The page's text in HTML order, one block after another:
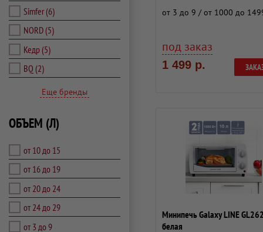
Simfer(6)
NORD(5)
Кедр(5)
BQ (2)
Еще бренды
ОБЪЕМ (Л)
от 10 до 15
от 16 до 19
от 20 до 24
от 24 до 29
от 3 до 9
от 3 до 9 / от 1000 до
под заказ
1 499 р.
Минипечь Galaxy LINE
белая